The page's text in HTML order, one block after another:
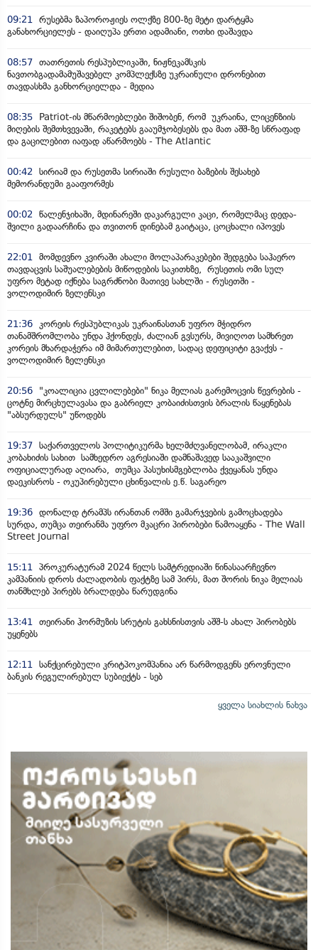
09:21
რუსებმა ზაპოროჟიეს ოლქზე 800-ზე მეტი დარტყმა
განახორციელეს - დაიღუპა ერთი ადამიანი, ოთხი დაშავდა
08:57 თათრეთის რესპუბლიკაში, ნიჟნეკამსკის
ნავთობგადამამუშავებელ კომპლექსზე უკრაინული დრონებით
თავდასხმა განხორციელდა - მედია
08:35
Patriot-ის მწარმოებლები შიშობენ, რომ უკრაინა, ლიცენზიის
მიღების შემთხვევაში, რაკეტებს გააუმჯობესებს და მათ აშშ-ზე სწრაფად
და გაცილებით იაფად აწარმოებს - The Atlantic
00:42
სირიამ და რუსეთმა სირიაში რუსული ბაზების შესახებ
მემორანდუმი გააფორმეს
00:02
წალენჯიხაში, მდინარეში დაკარგული კაცი, რომელმაც დედა-
შვილი გადაარჩინა და თვითონ დინებამ გაიტაცა, ცოცხალი იპოვეს
22:01
მომდევნო კვირაში ახალი მოლაპარაკებები შედგება საჰაერო
თავდაცვის საშუალებების მიწოდების საკითხზე, რუსეთის ომი სულ
უფრო მეტად იქნება საგრძნობი მათივე სახლში - რუსეთში -
ვოლოდიმირ ზელენსკი
21:36
კორეის რესპუბლიკას უკრაინასთან უფრო მჭიდრო
თანამშრომლობა უნდა ჰქონდეს, ძალიან გვსურს, მივიღოთ სამხრეთ
კორეის მხარდაჭერა იმ მიმართულებით, სადაც დეფიციტი გვაქვს -
ვოლოდიმირ ზელენსკი
20:56
"კოალიცია ცვლილებები" ნიკა მელიას გარემოცვის წევრების -
ცოტნე მირცხულავასა და გაბრიელ კობაიძისთვის ბრალის წაყენებას
"აბსურდულს" უწოდებს
19:37 საქართველოს პოლიტიკურმა ხელმძღვანელობამ, ირაკლი
კობახიძის სახით სამხედრო აგრესიაში დამნაშავედ სააკაშვილი
ოფიციალურად აღიარა, თუმცა პასუხისმგებლობა ქვეყანას უნდა
დაეკისროს - ოკუპირებული ცხინვალის ე.წ. საგარეო
19:36 დონალდ ტრამპს ირანთან ომში გამარჯვების გამოცხადება
სურდა, თუმცა თეირანმა უფრო მკაცრი პირობები წამოაყენა - The Wall
Street Journal
15:11
პროკურატურამ 2024 წელს სამტრედიაში წინასაარჩევნო
კამპანიის დროს ძალადობის ფაქტზე სამ პირს, მათ შორის ნიკა მელიას
თანმხლებ პირებს ბრალდება წარუდგინა
13:41
თეირანი ჰორმუზის სრუტის გახსნისთვის აშშ-ს ახალ პირობებს
უყენებს
12:11
სანქცირებული კრიტპოკომპანია არ წარმოდგენს ეროვნული
ბანკის რეგულირებულ სუბიექტს - სებ
ყველა სიახლის ნახვა